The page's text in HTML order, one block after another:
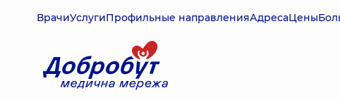
ВрачиУслугиПрофильные направленияАдресаЦены